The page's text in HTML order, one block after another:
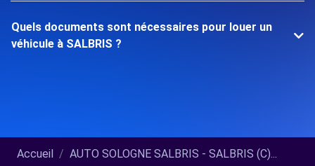
Quels documents sont nécessaires pour louer un
véhicule à SALBRIS ?
Accueil AUTO SOLOGNE SALBRIS - SALBRIS (C)...